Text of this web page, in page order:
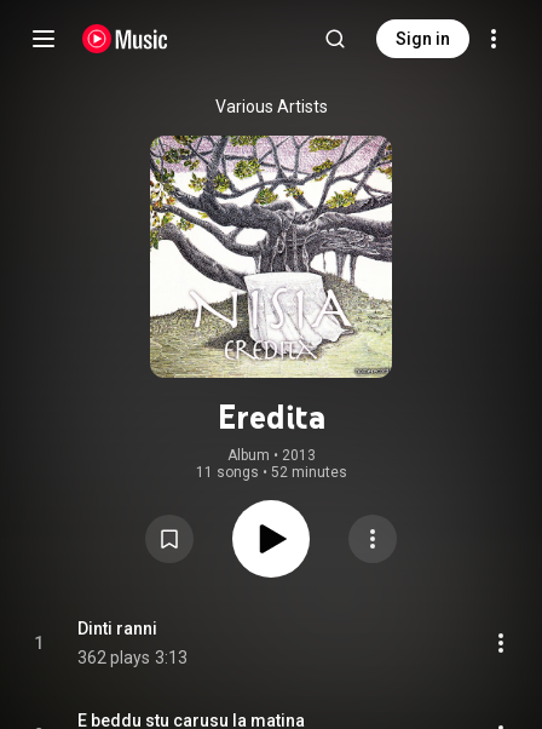
Sign in
Various Artists
Eredita
Album • 2013
11 songs • 52 minutes
1
Dinti ranni
362 plays 3:13
E beddu stu carusu la matina